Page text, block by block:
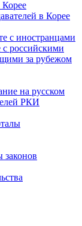
Корее
в Корее
с иностранцами
российскими
за рубежом
на русском
РКИ
законов